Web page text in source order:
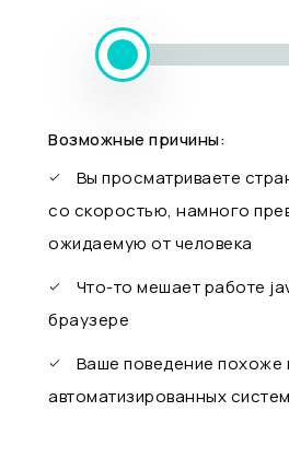
Возможные причины:
Вы просматриваете
со скоростью, намного
ожидаемую от человека
Что-то мешает работе
браузере
Ваше поведение похоже
автоматизированных систем